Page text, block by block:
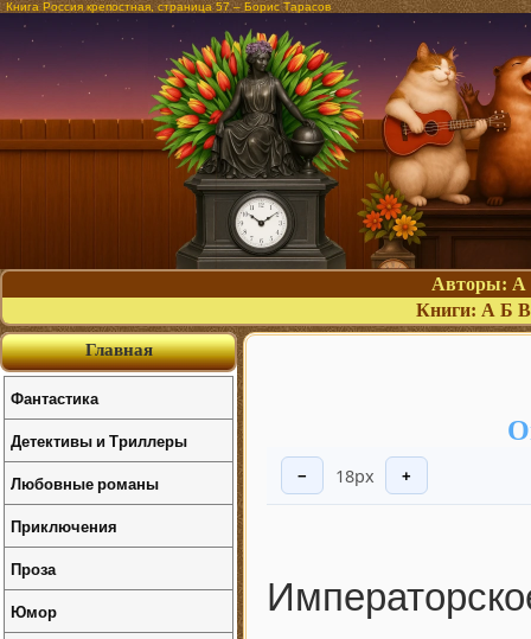
Книга Россия крепостная, страница 57 – Борис Тарасов
Авторы: А
Книги: А Б В
− 18px +
Главная
Фантастика
Детективы и Триллеры
Любовные романы
Приключения
Проза
Юмор